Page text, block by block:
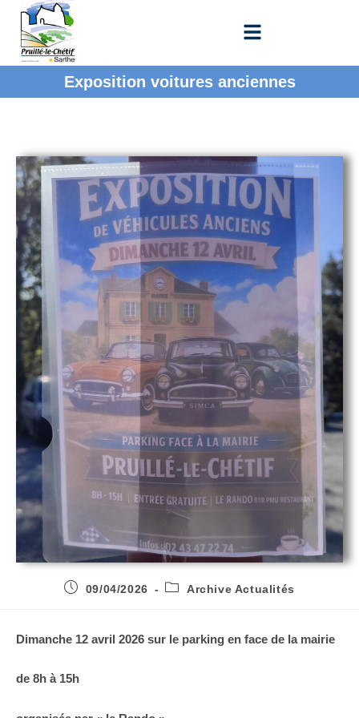
Exposition voitures anciennes
09/04/2026 Archive Actualités
Dimanche 12 avril 2026 sur le parking en face de la mairie
de 8h à 15h